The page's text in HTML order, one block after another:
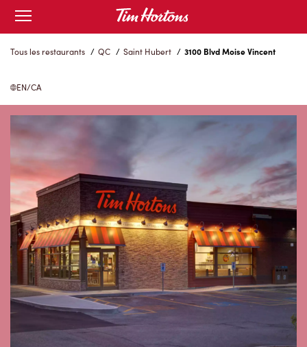
Skip
Content
Open
mobile
menu
Tous les restaurants / QC / Saint Hubert / 3100 Blvd Moise Vincent
EN/CA